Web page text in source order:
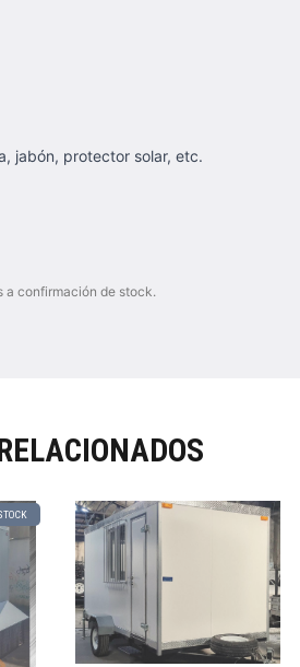
jabón, protector solar, etc.
a confirmación de stock.